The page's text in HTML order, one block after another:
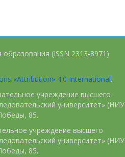
(ISSN 2313-8971)
«Attribution» 4.0 International.
учреждение высшего
университет» (НИУ
85.
учреждение высшего
университет» (НИУ
85.